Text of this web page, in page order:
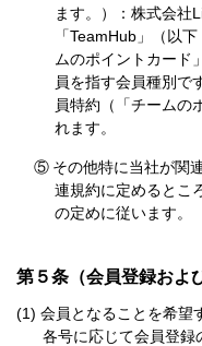
ます。）：株式会社
「TeamHub」（以
ムのポイントカード
員を指す会員種別で
員特約（「チームの
れます。
⑤ その他特に当社が関
連規約に定めるとこ
の定めに従います。
第５条（会員登録およ
会員となることを希望
各号に応じて会員登録